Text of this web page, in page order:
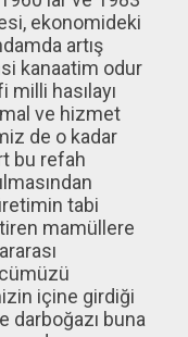
ekonomideki
artış
kanaatim odur
hasılayı
ve hizmet
de o kadar
bu refah
tabi
mamüllere
içine girdiği
darboğazı buna